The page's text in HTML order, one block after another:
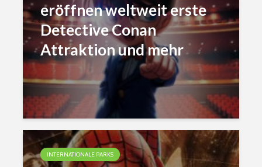
eröffnen weltweit erste
Detective Conan
Attraktion und mehr
INTERNATIONALE PARKS